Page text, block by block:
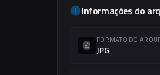
Informações do
FORMATO DO
JPG